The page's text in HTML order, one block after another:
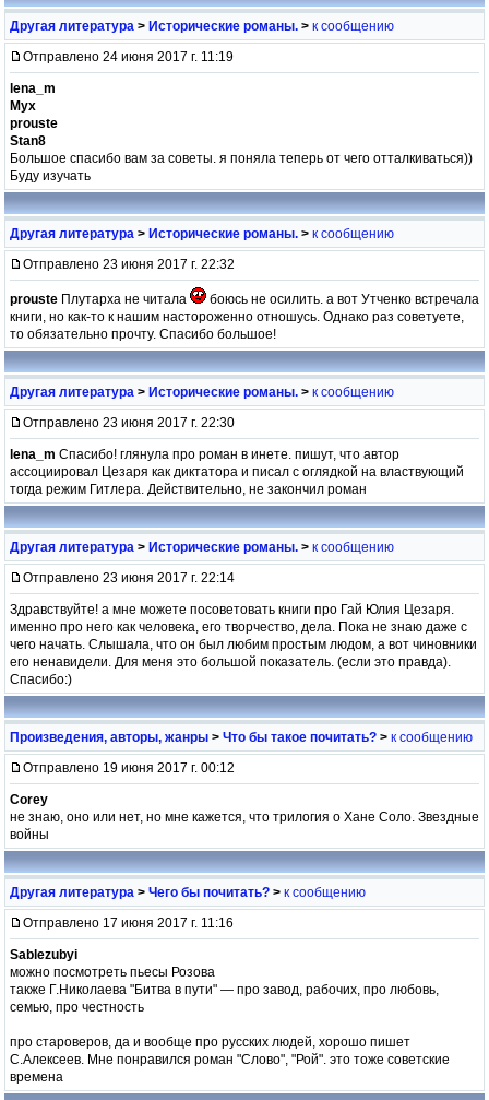
Другая литература > Исторические романы. > к сообщению
Отправлено 24 июня 2017 г. 11:19
lena_m
Мух
prouste
Stan8
Большое спасибо вам за советы. я поняла теперь от чего отталкиваться))
Буду изучать
Другая литература > Исторические романы. > к сообщению
Отправлено 23 июня 2017 г. 22:32
prouste Плутарха не читала
боюсь не осилить. а вот Утченко встречала
книги, но как-то к нашим настороженно отношусь. Однако раз советуете,
то обязательно прочту. Спасибо большое!
Другая литература > Исторические романы. > к сообщению
Отправлено 23 июня 2017 г. 22:30
lena_m Спасибо! глянула про роман в инете. пишут, что автор
ассоциировал Цезаря как диктатора и писал с оглядкой на властвующий
тогда режим Гитлера. Действительно, не закончил роман
Другая литература > Исторические романы. > к сообщению
Отправлено 23 июня 2017 г. 22:14
Здравствуйте! а мне можете посоветовать книги про Гай Юлия Цезаря.
именно про него как человека, его творчество, дела. Пока не знаю даже с
чего начать. Слышала, что он был любим простым людом, а вот чиновники
его ненавидели. Для меня это большой показатель. (если это правда).
Спасибо:)
Произведения, авторы, жанры > Что бы такое почитать? > к сообщению
Отправлено 19 июня 2017 г. 00:12
Corey
не знаю, оно или нет, но мне кажется, что трилогия о Хане Соло. Звездные
войны
Другая литература > Чего бы почитать? > к сообщению
Отправлено 17 июня 2017 г. 11:16
Sablezubyi
можно посмотреть пьесы Розова
также Г.Николаева "Битва в пути" — про завод, рабочих, про любовь,
семью, про честность
про староверов, да и вообще про русских людей, хорошо пишет
С.Алексеев. Мне понравился роман "Слово", "Рой". это тоже советские
времена